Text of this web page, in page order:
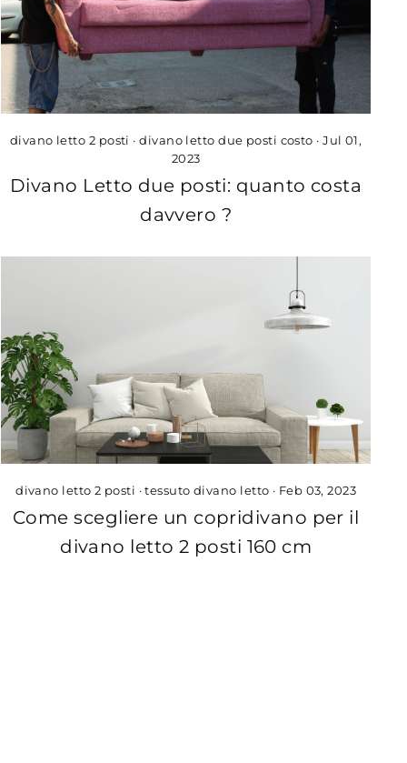
divano letto 2 posti ·divano letto due posti costo ·Jul 01,
2023
Divano Letto due posti: quanto costa
davvero ?
divano letto 2 posti ·tessuto divano letto · Feb 03, 2023
Come scegliere un copridivano per il
divano letto 2 posti 160 cm